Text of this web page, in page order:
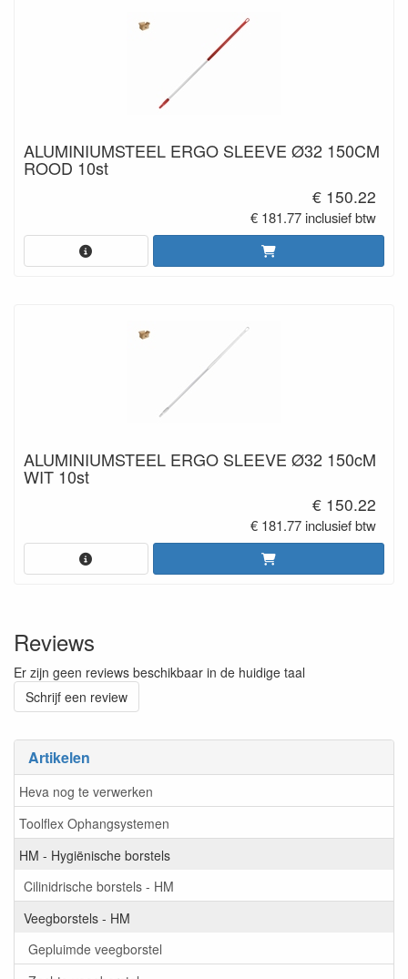
Artikelen
Heva nog te verwerken
Toolflex Ophangsystemen
HM - Hygiënische borstels
Cilinidrische borstels - HM
Veegborstels - HM
Gepluimde veegborstel
ALUMINIUMSTEEL ERGO SLEEVE Ø32 150CM
ROOD 10st
€ 150.22
€ 181.77 inclusief btw
ALUMINIUMSTEEL ERGO SLEEVE Ø32 150cM
WIT 10st
€ 150.22
€ 181.77 inclusief btw
Reviews
Er zijn geen reviews beschikbaar in de huidige taal
Schrijf een review